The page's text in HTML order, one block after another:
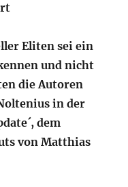
Eliten sei ein
und nicht
die Autoren
in der
dem
von Matthias